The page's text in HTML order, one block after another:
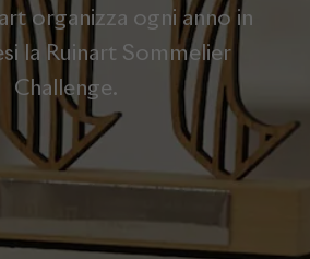
organizza ogni anno in
la Ruinart Sommelier
Challenge.